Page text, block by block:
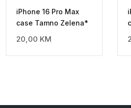
iPhone 16 Pro Max
case Tamno Zelena*
20,00 KM